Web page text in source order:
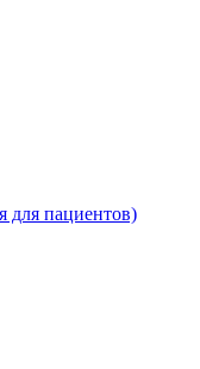
пациентов)